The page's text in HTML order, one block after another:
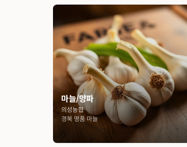
마늘/양파
의성농협
경북 명품 마늘